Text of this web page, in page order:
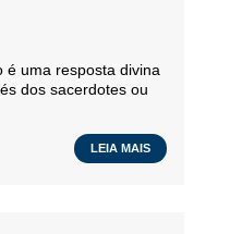
é uma resposta divina
dos sacerdotes ou
LEIA MAIS